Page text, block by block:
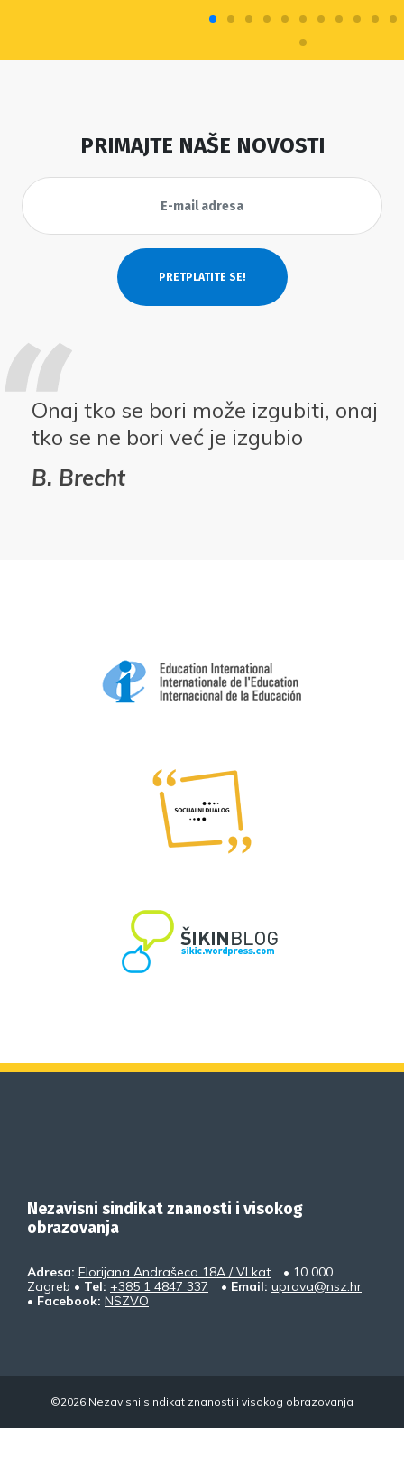
PRIMAJTE NAŠE NOVOSTI
Onaj tko se bori može izgubiti, onaj
tko se ne bori već je izgubio
B. Brecht
Nezavisni sindikat znanosti i visokog
obrazovanja
Adresa: Florijana Andrašeca 18A / VI kat
• 10 000
Zagreb • Tel: +385 1 4847 337 • Email: uprava@nsz.hr
• Facebook: NSZVO
©2026 Nezavisni sindikat znanosti i visokog obrazovanja